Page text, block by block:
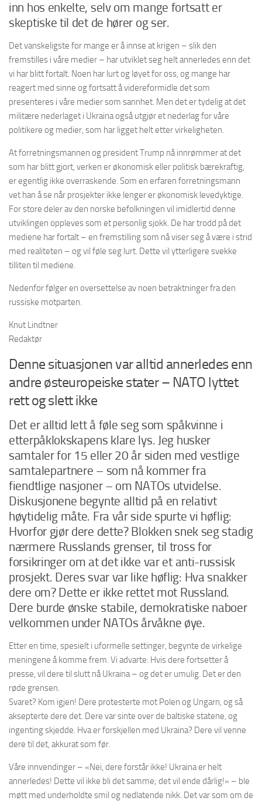
inn hos enkelte, selv om mange fortsatt er
skeptiske til det de hører og ser.
Det vanskeligste for mange er å innse at krigen – slik den
fremstilles i våre medier – har utviklet seg helt annerledes enn det
vi har blitt fortalt. Noen har lurt og løyet for oss, og mange har
reagert med sinne og fortsatt å videreformidle det som
presenteres i våre medier som sannhet. Men det er tydelig at det
militære nederlaget i Ukraina også utgjør et nederlag for våre
politikere og medier, som har ligget helt etter virkeligheten.
At forretningsmannen og president Trump nå innrømmer at det
som har blitt gjort, verken er økonomisk eller politisk bærekraftig,
er egentlig ikke overraskende. Som en erfaren forretningsmann
vet han å se når prosjekter ikke lenger er økonomisk levedyktige.
For store deler av den norske befolkningen vil imidlertid denne
utviklingen oppleves som et personlig sjokk. De har trodd på det
mediene har fortalt – en fremstilling som nå viser seg å være i strid
med realiteten – og vil føle seg lurt. Dette vil ytterligere svekke
tilliten til mediene.
Nedenfor følger en oversettelse av noen betraktninger fra den
russiske motparten.
Knut Lindtner
Redaktør
Denne situasjonen var alltid annerledes enn
andre østeuropeiske stater – NATO lyttet
rett og slett ikke
Det er alltid lett å føle seg som spåkvinne i
etterpåklokskapens klare lys. Jeg husker
samtaler for 15 eller 20 år siden med vestlige
samtalepartnere – som nå kommer fra
fiendtlige nasjoner – om NATOs utvidelse.
Diskusjonene begynte alltid på en relativt
høytidelig måte. Fra vår side spurte vi høflig:
Hvorfor gjør dere dette? Blokken snek seg stadig
nærmere Russlands grenser, til tross for
forsikringer om at det ikke var et anti-russisk
prosjekt. Deres svar var like høflig: Hva snakker
dere om? Dette er ikke rettet mot Russland.
Dere burde ønske stabile, demokratiske naboer
velkommen under NATOs årvåkne øye.
Etter en time, spesielt i uformelle settinger, begynte de virkelige
meningene å komme frem. Vi advarte: Hvis dere fortsetter å
presse, vil dere til slutt nå Ukraina – og det er umulig. Det er den
røde grensen.
Svaret? Kom igjen! Dere protesterte mot Polen og Ungarn, og så
aksepterte dere det. Dere var sinte over de baltiske statene, og
ingenting skjedde. Hva er forskjellen med Ukraina? Dere vil venne
dere til det, akkurat som før.
Våre innvendinger – «Nei, dere forstår ikke! Ukraina er helt
annerledes! Dette vil ikke bli det samme; det vil ende dårlig!» – ble
møtt med underholdte smil og nedlatende nikk. Det var som om de